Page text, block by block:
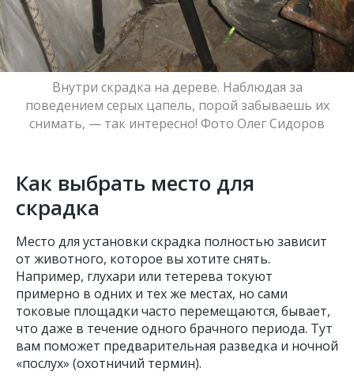
Внутри скрадка на дереве. Наблюдая за
поведением серых цапель, порой забываешь их
снимать, — так интересно! Фото Олег Сидоров
Как выбрать место для
скрадка
Место для установки скрадка полностью зависит
от животного, которое вы хотите снять.
Например, глухари или тетерева токуют
примерно в одних и тех же местах, но сами
токовые площадки часто перемещаются, бывает,
что даже в течение одного брачного периода. Тут
вам поможет предварительная разведка и ночной
«послух» (охотничий термин).
Nature Photo Talks